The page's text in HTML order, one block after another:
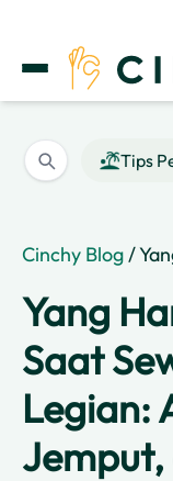
Tips
Cinchy Blog/ Yang
Yang
Saat
Legian: